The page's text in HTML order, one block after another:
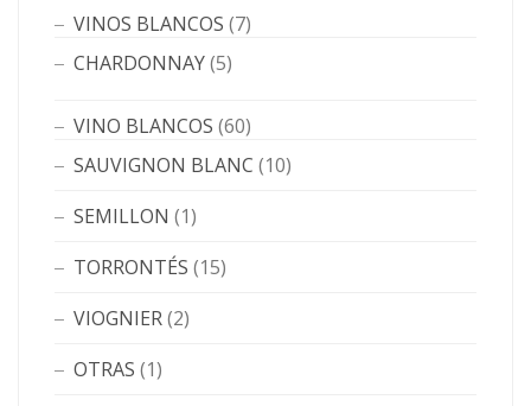
VINOS BLANCOS (7)
CHARDONNAY(5)
VINO BLANCOS (60)
SAUVIGNON BLANC (10)
SEMILLON (1)
TORRONTÉS (15)
VIOGNIER(2)
OTRAS (1)